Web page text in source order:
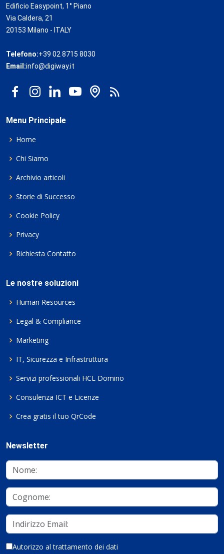
Edificio Easypoint, 1° Piano
Via Caldera, 21
20153 Milano - ITALY
Telefono:+39 02 8715 8030
Email:info@digiway.it
Menu Principale
Home
Chi Siamo
Archivio articoli
Storie di Successo
Cookie Policy
Privacy
Richiesta Contatto
Le nostre soluzioni
Human Resources
Legal & Compliance
Marketing
IT, Sicurezza e Infrastruttura
Servizi professionali HCL Domino
Consulenza ICT e Licenze
Crea gratis il tuo QrCode
Newsletter
Autorizzo al trattamento dei dati